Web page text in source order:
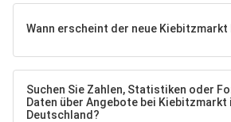
Wann erscheint der neue Kiebitzmarkt
Suchen Sie Zahlen, Statistiken oder
Daten über Angebote bei Kiebitzmarkt
Deutschland?